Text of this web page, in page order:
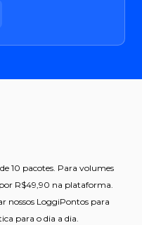
10 pacotes. Para volumes
R$49,90 na plataforma.
nossos LoggiPontos para
para o dia a dia.